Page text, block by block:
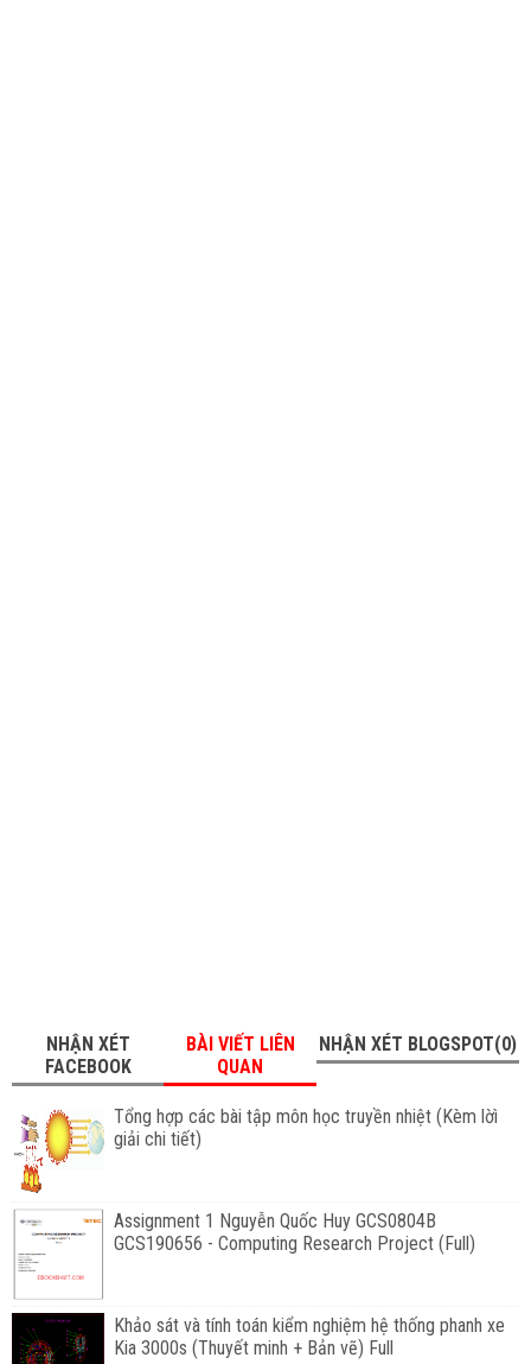
NHẬN XÉT
FACEBOOK
BÀI VIẾT LIÊN
QUAN
NHẬN XÉT BLOGSPOT(0)
Tổng hợp các bài tập môn học truyền nhiệt (Kèm lờì
giải chi tiết)
Assignment 1 Nguyễn Quốc Huy GCS0804B
GCS190656 - Computing Research Project (Full)
Khảo sát và tính toán kiểm nghiệm hệ thống phanh xe
Kia 3000s (Thuyết minh + Bản vẽ) Full